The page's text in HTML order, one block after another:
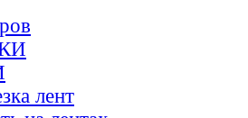
лент